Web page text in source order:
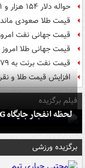
حواله دلار ۱۵۴ هزار و ۴۵۱ تومان شد
قیمت طلا صعودی ماند
قیمت جهانی نفت امروز ۱۶
قیمت جهانی طلا امروز ۱۵ مرداد
قیمت نفت برنت به ۷۹ دلار رسید
افزایش قیمت طلا و
فیلم برگزیده
لحظه انفجار جایگاه CNG "صحنه" در دوربین مداربسته
برگزیده ورزشی